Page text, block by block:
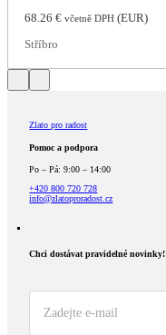
68.26€ včetně DPH (EUR)
Stříbro
Zlato pro radost
Pomoc a podpora
Po – Pá: 9:00 – 14:00
+420 800 720 728
info@zlatoproradost.cz
Chci dostávat pravidelné novinky!​